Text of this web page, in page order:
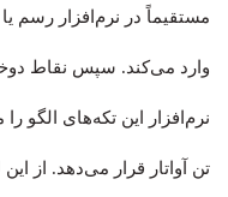
مستقیماً در نرم‌افزار رسم یا
وارد می‌کند. سپس نقاط
نرم‌افزار این تکه‌های الگو
تن آواتار قرار می‌دهد. از